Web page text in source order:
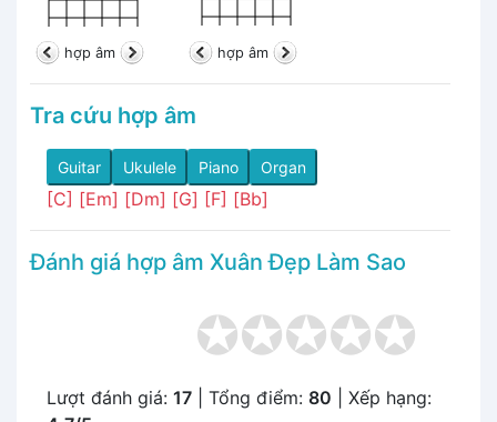
hợp âm hợp âm
Tra cứu hợp âm
Guitar Ukulele Piano Organ
[C] [Em] [Dm] [G] [F] [Bb]
Đánh giá hợp âm Xuân Đẹp Làm Sao
Lượt đánh giá: 17 | Tổng điểm: 80 | Xếp hạng: